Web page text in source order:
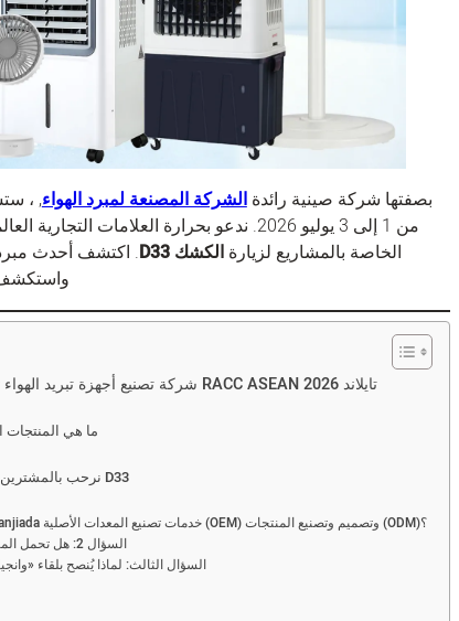
بصفتها شركة صينية رائدةالشركة المصنعة لمبرد الهواء, ،
من 1 إلى 3 يوليو 2026. ندعو بحرارة
الخاصة بالمشاريع لزيارةالكشك D33
شركة تصنيع أجهزة تبريد الهواء تدعوكم للقاء «وانجيادا» في معرض RACC ASEAN تايلاند 2026
ما هي المنتجات
نرحب بالمشترين من جميع أنحاء العالم في الجناح D33
السؤال 1: هل تقدم شركة Wanjiada خدمات تصنيع المعدات الأصلية (OEM) وتصميم وتصنيع المنتجات (ODM)؟
السؤال 2: هل تحمل المنتجات شهادات اعتماد دولية؟
السؤال الثالث: لماذا يُنصح بلقاء